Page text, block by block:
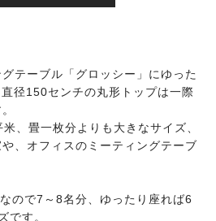
テーブル「グロッシー」にゆった
径150センチの丸形トップは一際
、畳一枚分よりも大きなサイズ、
、オフィスのミーティングテーブ
ので7～8名分、ゆったり座れば6
です。